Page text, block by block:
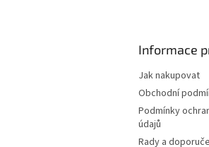
Informace
Jak nakupovat
Obchodní
Podmínky
údajů
Rady a